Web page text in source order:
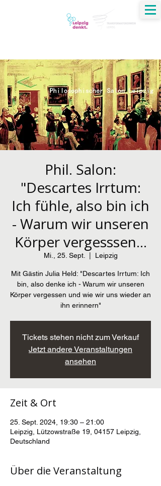
Phil. Salon:
"Descartes Irrtum:
Ich fühle, also bin ich
- Warum wir unseren
Körper vergesssen...
Mi., 25. Sept. Leipzig
Mit Gästin Julia Held: "Descartes Irrtum: Ich
bin, also denke ich - Warum wir unseren
Körper vergessen und wie wir uns wieder an
ihn erinnern"
Tickets stehen nicht zum Verkauf
Jetzt andere Veranstaltungen
ansehen
Zeit & Ort
25. Sept. 2024, 19:30 – 21:00
Leipzig, Lützowstraße 19, 04157 Leipzig,
Deutschland
Über die Veranstaltung